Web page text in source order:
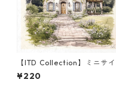
【ITD Collection】ミニサイ
ズ ライスペーパー RSM1684
デコパージュ
¥220